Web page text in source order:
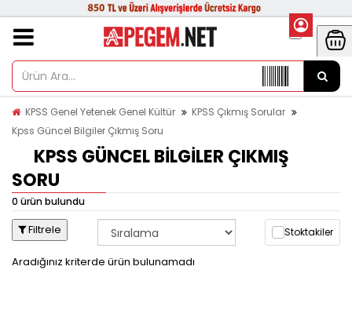
KPSS Genel Yetenek Genel Kültür
KPSS Çıkmış Sorular
Kpss Güncel Bilgiler Çıkmış Soru
KPSS GÜNCEL BILGILER ÇIKMIŞ
SORU
0 ürün bulundu
Filtrele Stoktakiler
Aradığınız kriterde ürün bulunamadı